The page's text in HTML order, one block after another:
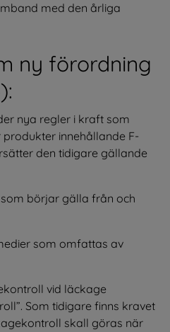
med den årliga
ny förordning
nya regler i kraft som
innehållande F-
den tidigare gällande
börjar gälla från och
som omfattas av
vid läckage
Som tidigare finns kravet
skall göras när